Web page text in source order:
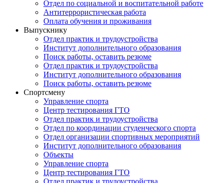
Отдел по социальной и воспитательной работе
Антитеррористическая работа
Оплата обучения и проживания
Выпускнику
Отдел практик и трудоустройства
Институт дополнительного образования
Поиск работы, оставить резюме
Отдел практик и трудоустройства
Институт дополнительного образования
Поиск работы, оставить резюме
Спортсмену
Управление спорта
Центр тестирования ГТО
Отдел практик и трудоустройства
Отдел по координации студенческого спорта
Отдел организации спортивных мероприятий
Институт дополнительного образования
Объекты
Управление спорта
Центр тестирования ГТО